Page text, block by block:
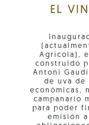
EL
Agrícola),
construido
Antoni
de uva de
económicas,
campanario
para poder
emisión